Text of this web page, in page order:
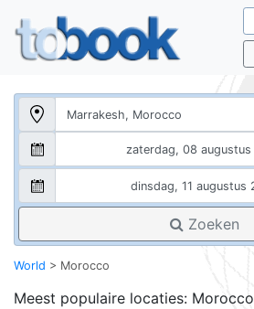
Zoeken
World > Morocco
Meest populaire locaties: Morocco